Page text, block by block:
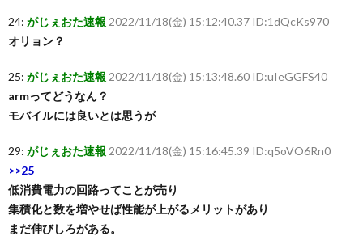
24: がじぇおた速報 2022/11/18(金) 15:12:40.37 ID:1dQcKs970
オリョン？
25: がじぇおた速報 2022/11/18(金) 15:13:48.60 ID:uIeGGFS40
armってどうなん？
モバイルには良いとは思うが
29: がじぇおた速報 2022/11/18(金) 15:16:45.39 ID:q5oVO6Rn0
>>25
低消費電力の回路ってことが売り
集積化と数を増やせば性能が上がるメリットがあり
まだ伸びしろがある。